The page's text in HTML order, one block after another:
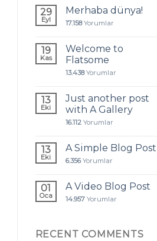
29
Eyl
Merhaba dünya!
17.158Yorumlar
19
Kas
Welcome to
Flatsome
13.438Yorumlar
13
Eki
Just another post
with A Gallery
16.112Yorumlar
13
Eki
A Simple Blog Post
6.356Yorumlar
01
Oca
A Video Blog Post
14.957Yorumlar
RECENT COMMENTS